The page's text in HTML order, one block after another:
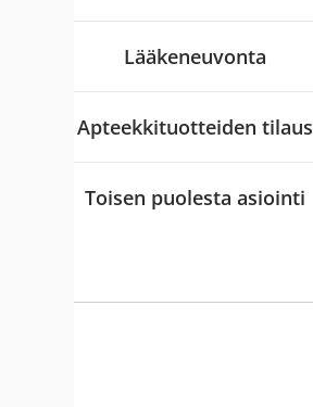
Lääkeneuvonta
Apteekkituotteiden tilaus
Toisen puolesta asiointi